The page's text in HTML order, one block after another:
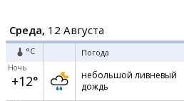
Среда, 12 Августа
°C Погода
Ночь
+12°
небольшой ливневый
дождь